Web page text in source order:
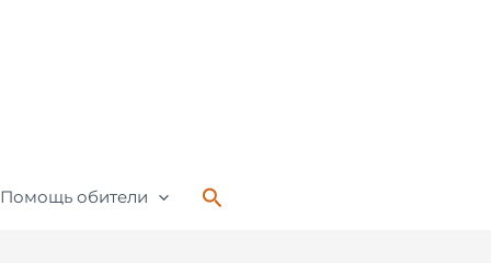
Помощь обители Поиск